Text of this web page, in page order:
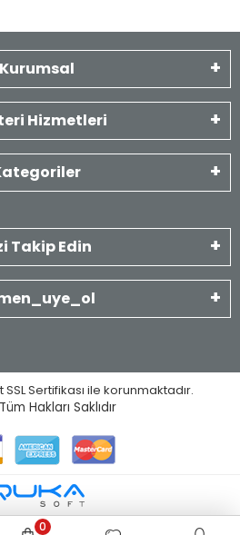
Kurumsal
Hizmetleri
Takip Edin
Sertifikası ile korunmaktadır.
Tüm Hakları Saklıdır
0